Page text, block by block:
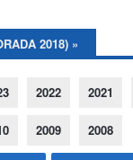
2018) »
2022 2021
2009 2008